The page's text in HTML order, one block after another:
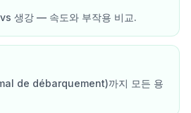
생강 — 속도와 부작용 비교.
de débarquement)까지 모든 용